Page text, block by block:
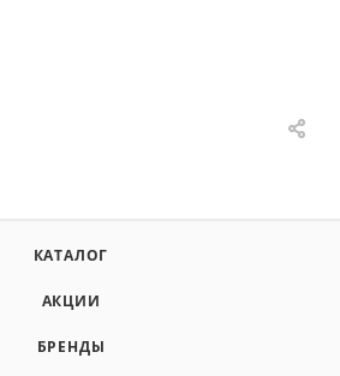
КАТАЛОГ
АКЦИИ
БРЕНДЫ